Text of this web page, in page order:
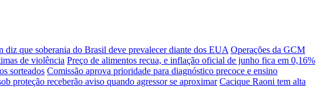
diz que soberania do Brasil deve prevalecer diante dos EUA Operações da GCM
de violência Preço de alimentos recua, e inflação oficial de junho fica em 0,16%
sorteados Comissão aprova prioridade para diagnóstico precoce e ensino
proteção receberão aviso quando agressor se aproximar Cacique Raoni tem alta